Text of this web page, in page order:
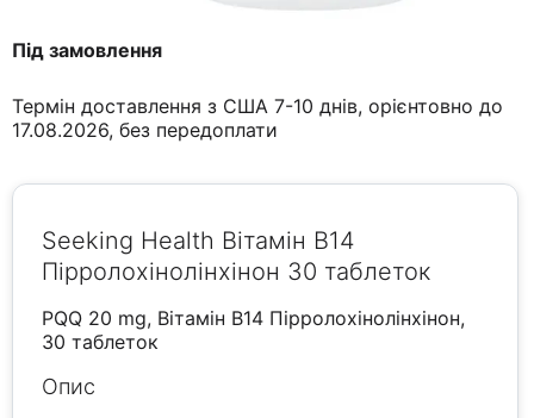
Під замовлення
Термін доставлення з США 7-10 днів, орієнтовно до
17.08.2026, без передоплати
Seeking Health Вітамін B14
Пірролохінолінхінон 30 таблеток
PQQ 20 mg, Вітамін B14 Пірролохінолінхінон,
30 таблеток
Опис